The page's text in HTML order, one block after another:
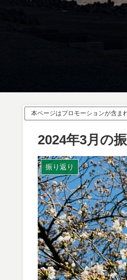
本ページはプロモーションが含ま
2024年3月の
振り返り